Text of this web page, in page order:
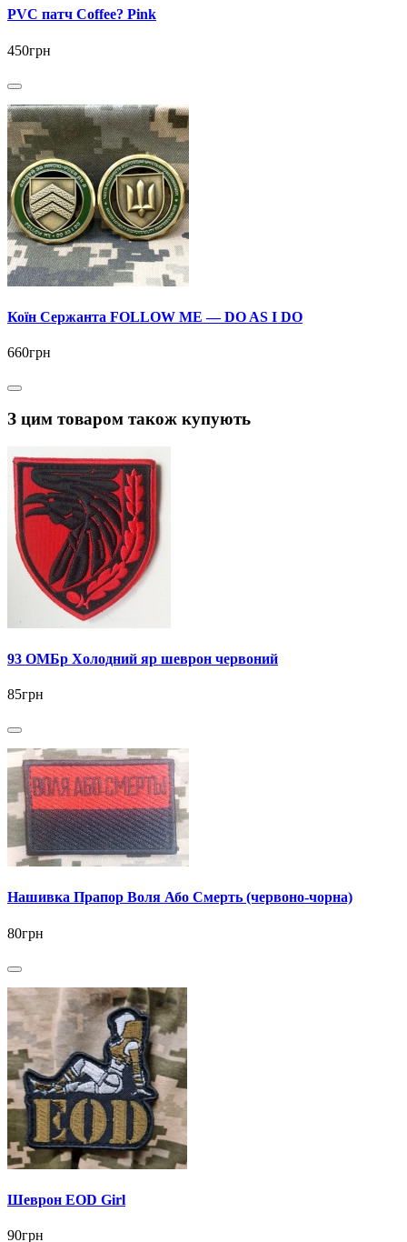
PVC патч Coffee? Pink
450грн
Коїн Сержанта FOLLOW ME — DO AS I DO
660грн
З цим товаром також купують
93 ОМБр Холодний яр шеврон червоний
85грн
Нашивка Прапор Воля Або Смерть (червоно-чорна)
80грн
Шеврон EOD Girl
90грн